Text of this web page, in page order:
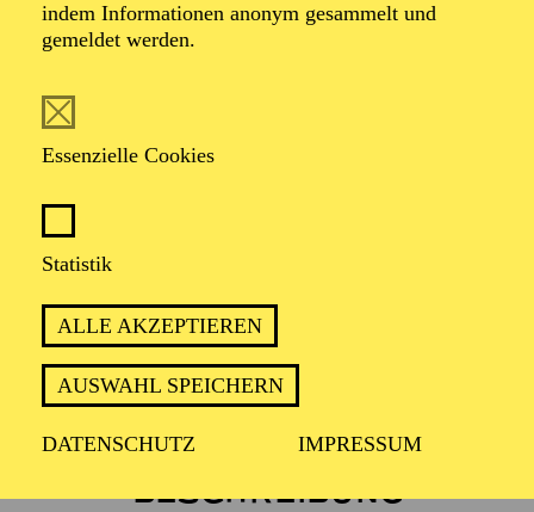
indem Informationen anonym gesammelt und
gemeldet werden.
Essenzielle Cookies
Statistik
ALLE AKZEPTIEREN
AUSWAHL SPEICHERN
DATENSCHUTZ IMPRESSUM
Ein Kinderstück von Heribert Feckler und Marie-Helen
Empfohlen ab 3 Jahren
Beschreibung